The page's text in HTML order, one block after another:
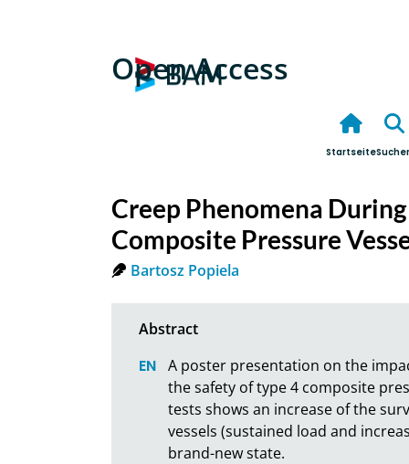
Open Access
Startseite
Creep Phenomena
Composite Pressure
Bartosz Popiela
A poster presentation on the
the safety of type 4 composite
tests shows an increase of the
vessels (sustained load and
brand-new state.